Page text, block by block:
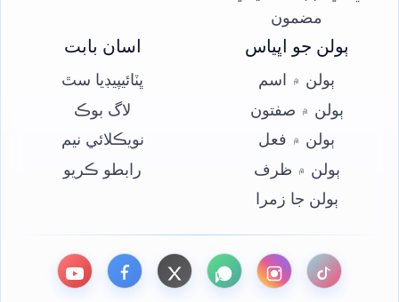
مضمون
ٻولن جو اڀياس
ٻولن ۾ اسم
ٻولن ۾ صفتون
ٻولن ۾ فعل
ٻولن ۾ ظرف
ٻولن جا زمرا
اسان بابت
ڀٽائيپيڊيا سٿ
لاگ بوڪ
نويڪلائي نيم
رابطو ڪريو